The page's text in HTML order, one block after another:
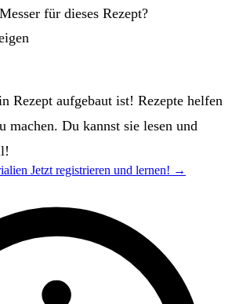
für dieses Rezept?
Rezept aufgebaut ist! Rezepte helfen
machen. Du kannst sie lesen und
Jetzt registrieren und lernen! →